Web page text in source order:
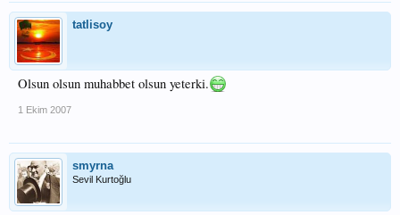
tatlisoy
Olsun olsun muhabbet olsun yeterki.
1 Ekim 2007
smyrna
Sevil Kurtoğlu